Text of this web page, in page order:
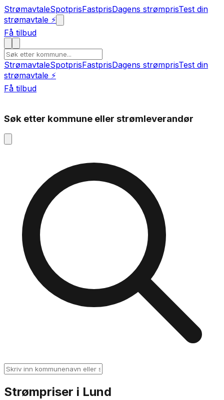
StrømavtaleSpotprisFastprisDagens strømprisTest din
strømavtale ⚡
Få tilbud
StrømavtaleSpotprisFastprisDagens strømprisTest din
strømavtale ⚡
Få tilbud
Søk etter kommune eller strømleverandør
Strømpriser i Lund